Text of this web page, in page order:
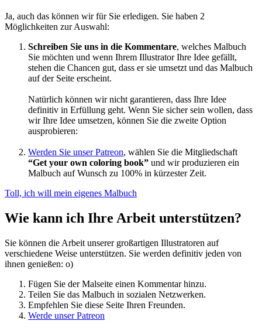
Ja, auch das können wir für Sie erledigen. Sie haben 2
Möglichkeiten zur Auswahl:
Schreiben Sie uns in die Kommentare, welches Malbuch
Sie möchten und wenn Ihrem Illustrator Ihre Idee gefällt,
stehen die Chancen gut, dass er sie umsetzt und das Malbuch
auf der Seite erscheint.
Natürlich können wir nicht garantieren, dass Ihre Idee
definitiv in Erfüllung geht. Wenn Sie sicher sein wollen, dass
wir Ihre Idee umsetzen, können Sie die zweite Option
ausprobieren:
Werden Sie unser Patreon, wählen Sie die Mitgliedschaft
“Get your own coloring book” und wir produzieren ein
Malbuch auf Wunsch zu 100% in kürzester Zeit.
Toll, ich will mein eigenes Malbuch
Wie kann ich Ihre Arbeit unterstützen?
Sie können die Arbeit unserer großartigen Illustratoren auf
verschiedene Weise unterstützen. Sie werden definitiv jeden von
ihnen genießen: o)
Fügen Sie der Malseite einen Kommentar hinzu.
Teilen Sie das Malbuch in sozialen Netzwerken.
Empfehlen Sie diese Seite Ihren Freunden.
Werde unser Patreon